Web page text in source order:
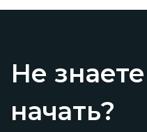
Не
начать?